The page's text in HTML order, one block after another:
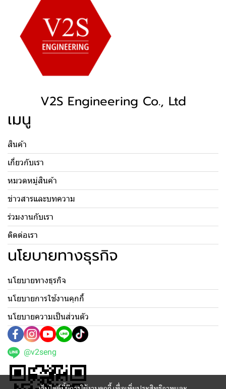
V2S Engineering Co., Ltd
เมนู
สินค้า
เกี่ยวกับเรา
หมวดหมู่สินค้า
ข่าวสารและบทความ
ร่วมงานกับเรา
ติดต่อเรา
นโยบายทางธุรกิจ
นโยบายทางธุรกิจ
นโยบายการใช้งานคุกกี้
นโยบายความเป็นส่วนตัว
@v2seng